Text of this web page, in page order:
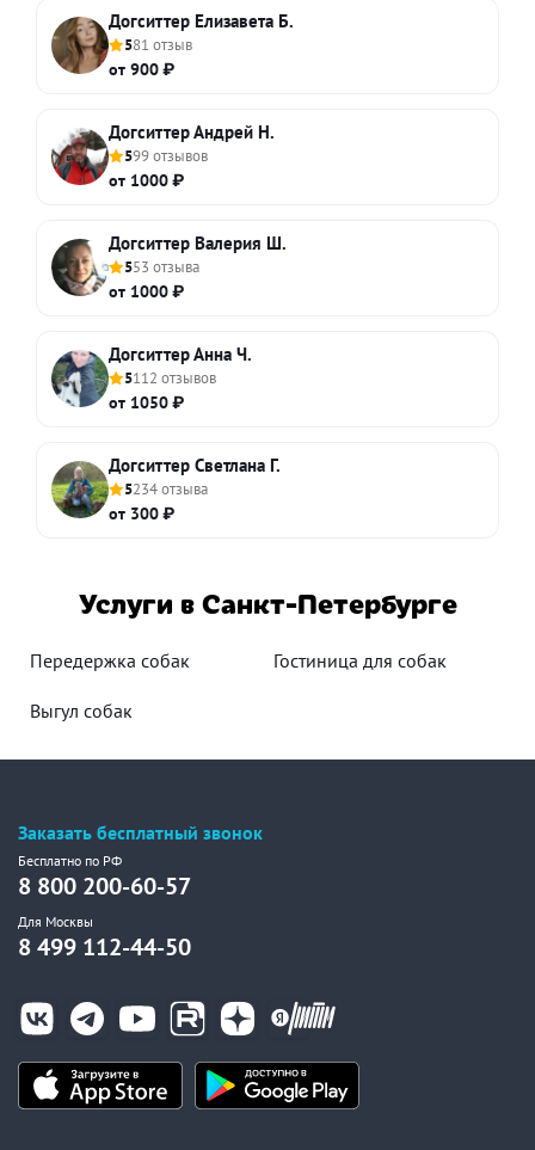
Догситтер Елизавета Б.
581 отзыв
от 900 ₽
Догситтер Андрей Н.
599 отзывов
от 1000 ₽
Догситтер Валерия Ш.
553 отзыва
от 1000 ₽
Догситтер Анна Ч.
5112 отзывов
от 1050 ₽
Догситтер Светлана Г.
5234 отзыва
от 300 ₽
Услуги в Санкт-Петербурге
Передержка собак Гостиница для собак
Выгул собак
Заказать бесплатный звонок
Бесплатно по РФ
8 800 200-60-57
Для Москвы
8 499 112-44-50